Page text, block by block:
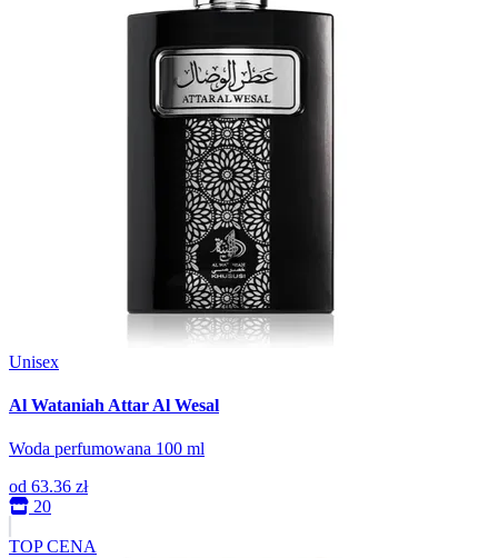
Unisex
Al Wataniah Attar Al Wesal
Woda perfumowana 100 ml
od 63.36 zł
20
TOP CENA